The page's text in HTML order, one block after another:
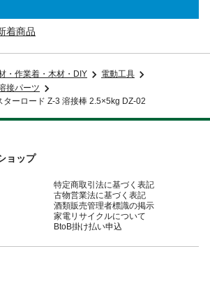
着商品
・作業着・木材・DIY
電動工具
接パーツ
ターロード Z-3 溶接棒 2.5×5kg DZ-02
ョップ
特定商取引法に基づく表記
古物営業法に基づく表記
酒類販売管理者標識の掲示
家電リサイクルについて
BtoB掛け払い申込